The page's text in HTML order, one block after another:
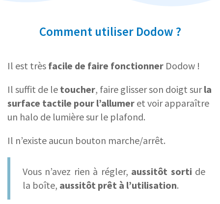
Comment utiliser Dodow ?
Il est très facile de faire fonctionner Dodow !
Il suffit de le toucher, faire glisser son doigt surla
surface tactile pour l’allumer et voir apparaître
un halo de lumière sur le plafond.
Il n’existe aucun bouton marche/arrêt.
Vous n’avez rien à régler, aussitôt sorti de
la boîte, aussitôt prêt à l’utilisation.